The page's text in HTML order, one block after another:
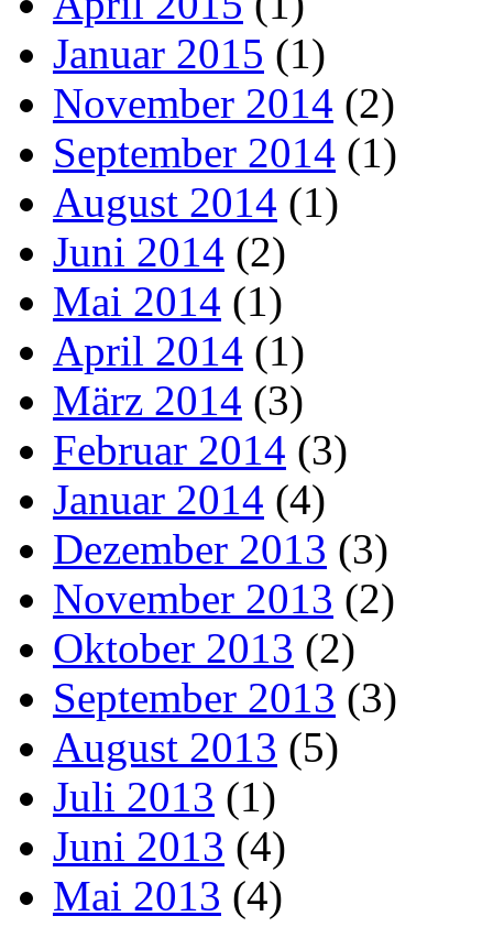
Januar 2015 (1)
November 2014 (2)
September 2014 (1)
August 2014 (1)
Juni 2014 (2)
Mai 2014 (1)
April 2014 (1)
März 2014 (3)
Februar 2014 (3)
Januar 2014 (4)
Dezember 2013 (3)
November 2013 (2)
Oktober 2013 (2)
September 2013 (3)
August 2013 (5)
Juli 2013 (1)
Juni 2013 (4)
Mai 2013 (4)